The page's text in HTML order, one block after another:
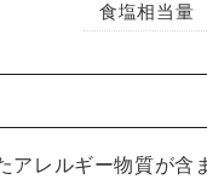
食塩相当量
アレルギー物質が含